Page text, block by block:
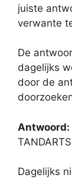
juiste
verwante
De
dagelijks
door de
Antwoord:
Dagelijks